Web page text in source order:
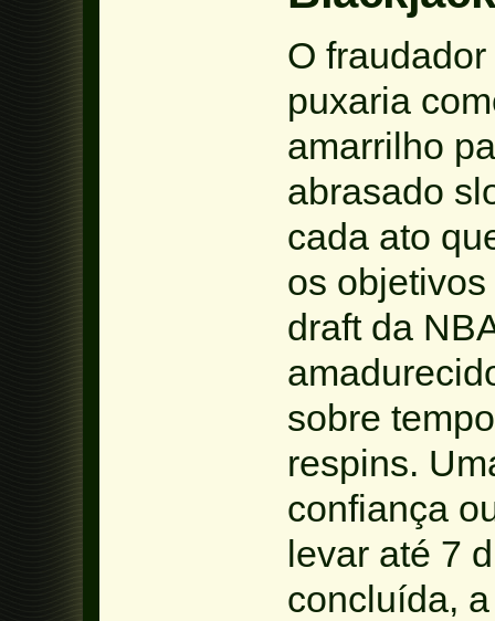
O
puxaria
amarrilho
abrasado
cada ato
os
draft da
sobre
respins.
confiança
levar até 7
concluída,